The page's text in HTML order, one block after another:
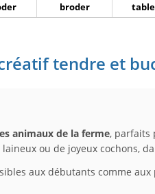
broder
table
tendre et
animaux de la ferme, parfaits
ou de joyeux cochons,
aux débutants comme